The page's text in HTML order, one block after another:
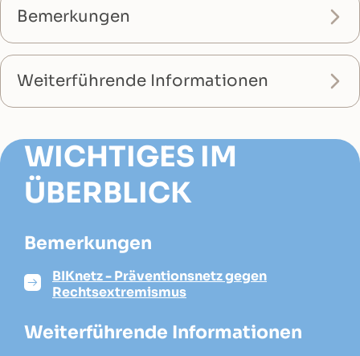
Bemerkungen
Weiterführende Informationen
WICHTIGES IM
ÜBERBLICK
Bemerkungen
BIKnetz - Präventionsnetz gegen
Rechtsextremismus
Weiterführende Informationen